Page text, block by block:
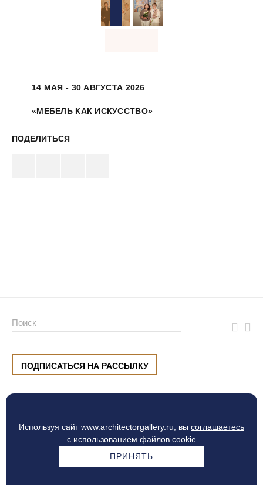
14 МАЯ - 30 АВГУСТА 2026
«МЕБЕЛЬ КАК ИСКУССТВО»
ПОДЕЛИТЬСЯ
Используя сайт www.architectorgallery.ru, вы соглашаетесь
с использованием файлов cookie
ПРИНЯТЬ
ПОДПИСАТЬСЯ НА РАССЫЛКУ
ул. Малышева, 8, Екатеринбург
Процесс оплаты